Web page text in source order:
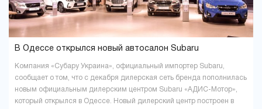
В Одессе открылся новый автосалон Subaru
Компания «Субару Украина», официальный импортер Subaru,
сообщает о том, что с декабря дилерская сеть бренда пополнилась
новым официальным дилерским центром Subaru «АДИС-Мотор»,
который открылся в Одессе. Новый дилерский центр построен в